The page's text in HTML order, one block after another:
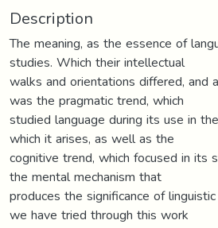
Description
The meaning, as the essence of
studies. Which their intellectual
walks and orientations differed, and
was the pragmatic trend, which
studied language during its use in
which it arises, as well as the
cognitive trend, which focused in its
the mental mechanism that
produces the significance of
we have tried through this work